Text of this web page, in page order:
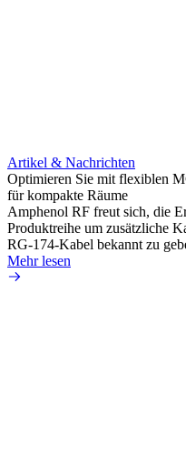
Artikel & Nachrichten
Optimieren Sie mit flexiblen
für kompakte Räume
Amphenol RF freut sich, die
Produktreihe um zusätzliche
RG-174-Kabel bekannt zu
Mehr lesen